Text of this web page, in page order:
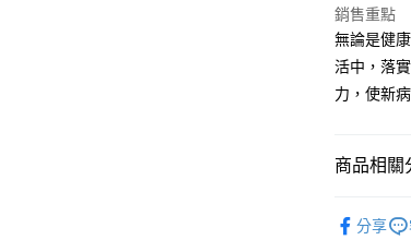
流程，驗
完成交易。
3.實際核准
4.訂單成立
消。如遇
醒簡訊。
【關於「
AFTEE先
１．簡單
２．便利
【「
１．於結
３．收到
ATM付款
運送方式
每筆
銷售重點
無論是健
活中，落
力，使新
商品相關
分享